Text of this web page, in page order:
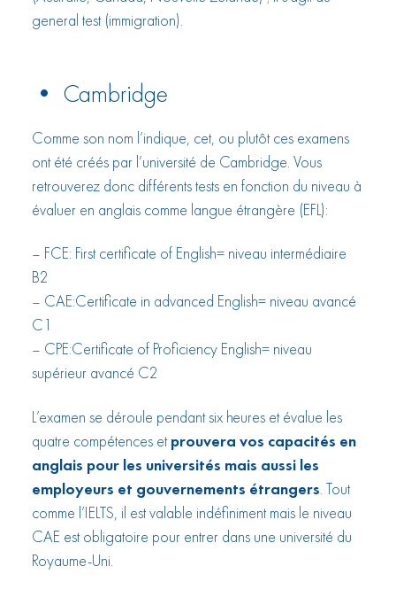
general test (immigration).
• Cambridge
Comme son nom l’indique, cet, ou plutôt ces examens
ont été créés par l’université de Cambridge. Vous
retrouverez donc différents tests en fonction du niveau à
évaluer en anglais comme langue étrangère (EFL):
– FCE: First certificate of English= niveau intermédiaire
B2
– CAE:Certificate in advanced English= niveau avancé
C1
– CPE:Certificate of Proficiency English= niveau
supérieur avancé C2
L’examen se déroule pendant six heures et évalue les
quatre compétences etprouvera vos capacités en
anglais pour les universités mais aussi les
employeurs et gouvernements étrangers. Tout
comme l’IELTS, il est valable indéfiniment mais le niveau
CAE est obligatoire pour entrer dans une université du
Royaume-Uni.